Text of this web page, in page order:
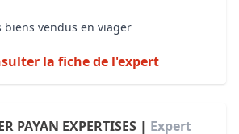
biens vendus en viager
la fiche de l'expert
PAYAN EXPERTISES | Expert